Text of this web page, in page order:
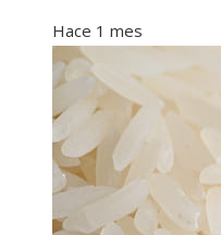
Hace 1 mes